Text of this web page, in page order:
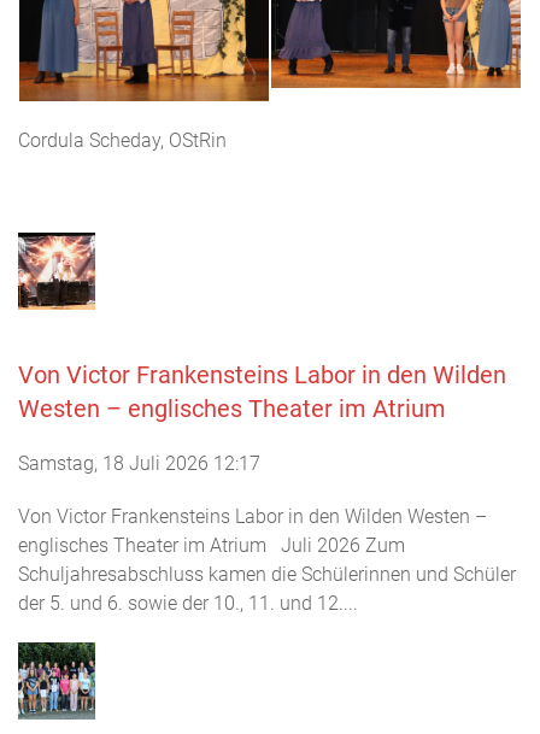
Cordula Scheday, OStRin
Von Victor Frankensteins Labor in den Wilden
Westen – englisches Theater im Atrium
Samstag, 18 Juli 2026 12:17
Von Victor Frankensteins Labor in den Wilden Westen –
englisches Theater im Atrium Juli 2026 Zum
Schuljahresabschluss kamen die Schülerinnen und Schüler
der 5. und 6. sowie der 10., 11. und 12....